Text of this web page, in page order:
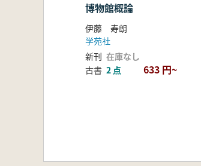
博物館概論
伊藤 寿朗
学苑社
新刊 在庫なし
古書 2 点 633 円~